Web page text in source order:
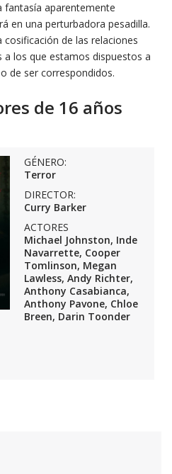
fantasía aparentemente
en una perturbadora pesadilla.
de las relaciones
los que estamos dispuestos a
de ser correspondidos.
de 16 años
GÉNERO:
Terror
DIRECTOR:
Curry Barker
ACTORES
Michael Johnston, Inde
Navarrette, Cooper
Tomlinson, Megan
Lawless, Andy Richter,
Anthony Casabianca,
Anthony Pavone, Chloe
Breen, Darin Toonder